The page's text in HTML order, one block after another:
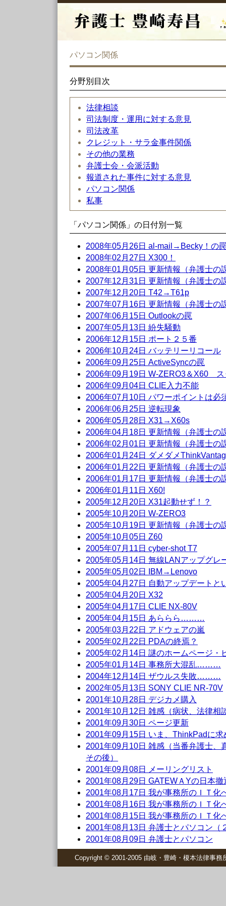
パソコン関係
分野別目次
法律相談
司法制度・運用に対する意見
司法改革
クレジット・サラ金事件関係
その他の業務
弁護士会・会派活動
報道された事件に対する意見
パソコン関係
私事
「パソコン関係」の日付別一覧
2008年05月26日 al-mail→Becky！の
2008年02月27日 X300！
2008年01月05日 更新情報（弁護士の
2007年12月31日 更新情報（弁護士の
2007年12月20日 T42→T61p
2007年07月16日 更新情報（弁護士の
2007年06月15日 Outlookの罠
2007年05月13日 紛失騒動
2006年12月15日 ポート２５番
2006年10月24日 バッテリーリコール
2006年09月25日 ActiveSyncの罠
2006年09月19日 W-ZERO3＆X60 ス
2006年09月04日 CLIE入力不能
2006年07月10日 パワーポイントは必
2006年06月25日 逆転現象
2006年05月28日 X31→X60s
2006年04月18日 更新情報（弁護士の
2006年02月01日 更新情報（弁護士の
2006年01月24日 ダメダメ
2006年01月22日 更新情報（弁護士の
2006年01月17日 更新情報（弁護士の
2006年01月11日 X60!
2005年12月20日 X31起動せず！？
2005年10月20日 W-ZERO3
2005年10月19日 更新情報（弁護士の
2005年10月05日 Z60
2005年07月11日 cyber-shot T7
2005年05月14日 無線LANアップグレ
2005年05月02日 IBM→Lenovo
2005年04月27日 自動アップデートと
2005年04月20日 X32
2005年04月17日 CLIE NX-80V
2005年04月15日 あららら………
2005年03月22日 アドウェアの嵐
2005年02月22日 PDAの終焉？
2005年02月14日 謎のホームページ・
2005年01月14日 事務所大混乱………
2004年12月14日 ザウルス失敗………
2002年05月13日 SONY CLIE NR-70V
2001年10月28日 デジカメ購入
2001年10月12日 雑感（病状、法律相
2001年09月30日 ページ更新
2001年09月15日 いま、ThinkPadに求
2001年09月10日 雑感（当番弁護士、
その後）
2001年09月08日 メーリングリスト
2001年08月29日 GATEWＡYの日本撤
2001年08月17日 我が事務所のＩＴ化
2001年08月16日 我が事務所のＩＴ化
2001年08月15日 我が事務所のＩＴ化
2001年08月13日 弁護士とパソコン（
2001年08月09日 弁護士とパソコン
Copyright © 2001-2005 由岐・豊崎・榎本法律事